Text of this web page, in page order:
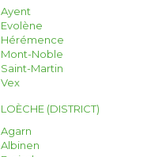
Ayent
Evolène
Hérémence
Mont-Noble
Saint-Martin
Vex
LOÈCHE (DISTRICT)
Agarn
Albinen